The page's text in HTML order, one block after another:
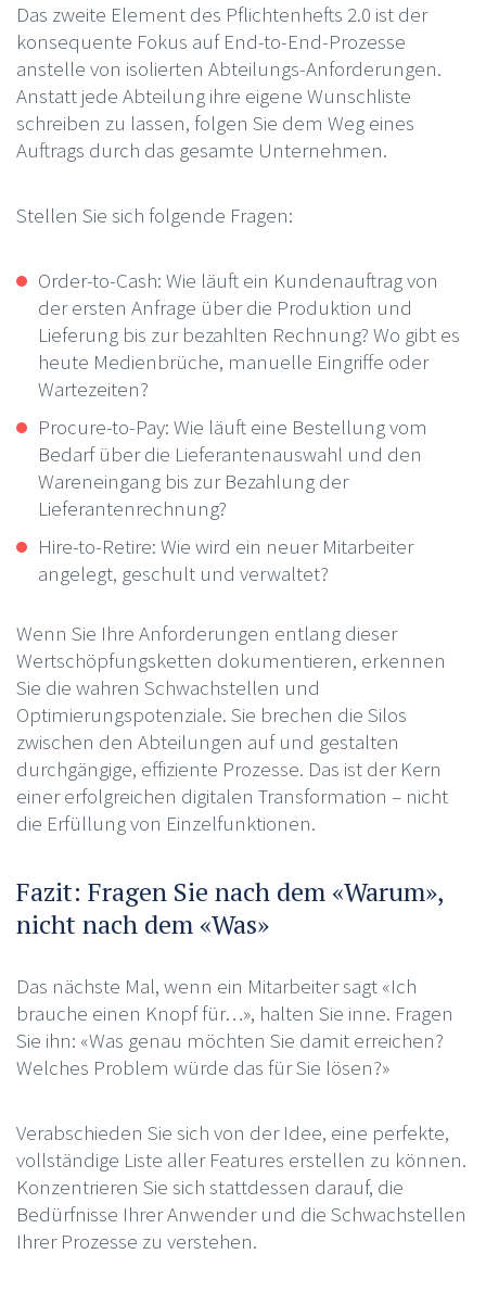
Das zweite Element des Pflichtenhefts 2.0 ist der
konsequente Fokus auf End-to-End-Prozesse
anstelle von isolierten Abteilungs-Anforderungen.
Anstatt jede Abteilung ihre eigene Wunschliste
schreiben zu lassen, folgen Sie dem Weg eines
Auftrags durch das gesamte Unternehmen.
Stellen Sie sich folgende Fragen:
Order-to-Cash: Wie läuft ein Kundenauftrag von
der ersten Anfrage über die Produktion und
Lieferung bis zur bezahlten Rechnung? Wo gibt es
heute Medienbrüche, manuelle Eingriffe oder
Wartezeiten?
Procure-to-Pay: Wie läuft eine Bestellung vom
Bedarf über die Lieferantenauswahl und den
Wareneingang bis zur Bezahlung der
Lieferantenrechnung?
Hire-to-Retire: Wie wird ein neuer Mitarbeiter
angelegt, geschult und verwaltet?
Wenn Sie Ihre Anforderungen entlang dieser
Wertschöpfungsketten dokumentieren, erkennen
Sie die wahren Schwachstellen und
Optimierungspotenziale. Sie brechen die Silos
zwischen den Abteilungen auf und gestalten
durchgängige, effiziente Prozesse. Das ist der Kern
einer erfolgreichen digitalen Transformation – nicht
die Erfüllung von Einzelfunktionen.
Fazit: Fragen Sie nach dem «Warum»,
nicht nach dem «Was»
Das nächste Mal, wenn ein Mitarbeiter sagt «Ich
brauche einen Knopf für…», halten Sie inne. Fragen
Sie ihn: «Was genau möchten Sie damit erreichen?
Welches Problem würde das für Sie lösen?»
Verabschieden Sie sich von der Idee, eine perfekte,
vollständige Liste aller Features erstellen zu können.
Konzentrieren Sie sich stattdessen darauf, die
Bedürfnisse Ihrer Anwender und die Schwachstellen
Ihrer Prozesse zu verstehen.